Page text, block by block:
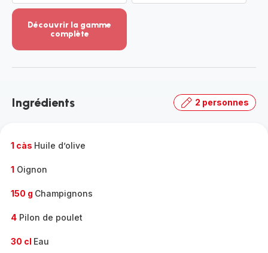
Découvrir la gamme
complète
-
gamme
Ingrédients 2 personnes
1 càs Huile d’olive
1 Oignon
150 g Champignons
4 Pilon de poulet
30 cl Eau